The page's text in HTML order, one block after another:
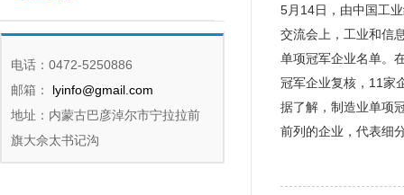
电话：0472-5250886
邮箱：
lyinfo@gmail.com
地址：内蒙古巴彦淖尔市宁拉拉前
旗大佘太书记沟
5月14日，由中国工
交流会上，工业和信
单项冠军企业名单。
冠军企业复核，11家
据了解，制造业单项
前列的企业，代表细